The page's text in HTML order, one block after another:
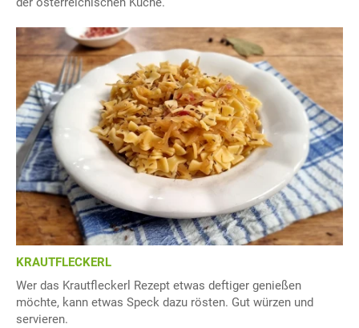
KRAUTFLECKERL
Wer das Krautfleckerl Rezept etwas deftiger genießen
möchte, kann etwas Speck dazu rösten. Gut würzen und
servieren.